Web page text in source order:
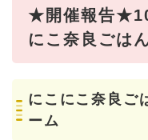
★開催報告
にこ奈良ごはん
にこにこ奈良ご
ーム